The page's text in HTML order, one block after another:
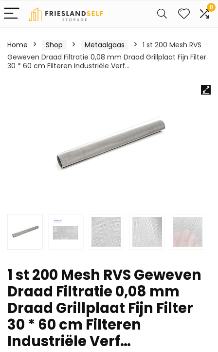
0
Home Shop Metaalgaas
1 st 200 Mesh RVS
Geweven Draad Filtratie 0,08 mm Draad Grillplaat Fijn Filter
30 * 60 cm Filteren Industriële Verf…
1 st 200 Mesh RVS Geweven
Draad Filtratie 0,08 mm
Draad Grillplaat Fijn Filter
30 * 60 cm Filteren
Industriële Verf…